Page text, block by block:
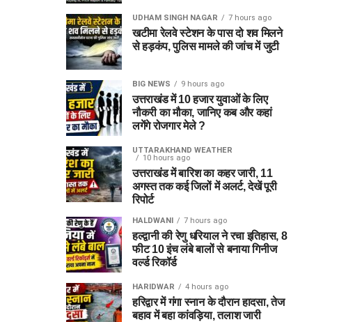
UDHAM SINGH NAGAR 7 hours ago
खटीमा रेलवे स्टेशन के पास दो शव मिलने
से हड़कंप, पुलिस मामले की जांच में जुटी
BIG NEWS 9 hours ago
उत्तराखंड में 10 हजार युवाओं के लिए
नौकरी का मौका, जानिए कब और कहां
लगेंगे रोजगार मेले ?
UTTARAKHAND WEATHER
10 hours ago
उत्तराखंड में बारिश का कहर जारी, 11
अगस्त तक कई जिलों में अलर्ट, देखें पूरी
रिपोर्ट
HALDWANI 7 hours ago
हल्द्वानी की रेणु धरियाल ने रचा इतिहास, 8
फीट 10 इंच लंबे बालों से बनाया गिनीज
वर्ल्ड रिकॉर्ड
HARIDWAR 4 hours ago
हरिद्वार में गंगा स्नान के दौरान हादसा, तेज
बहाव में बहा कांवड़िया, तलाश जारी